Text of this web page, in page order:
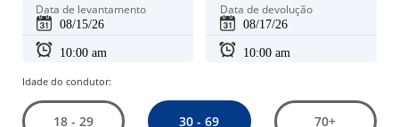
Data de levantamento Data de devolução
Idade do condutor:
18 - 29 30 - 69 70+